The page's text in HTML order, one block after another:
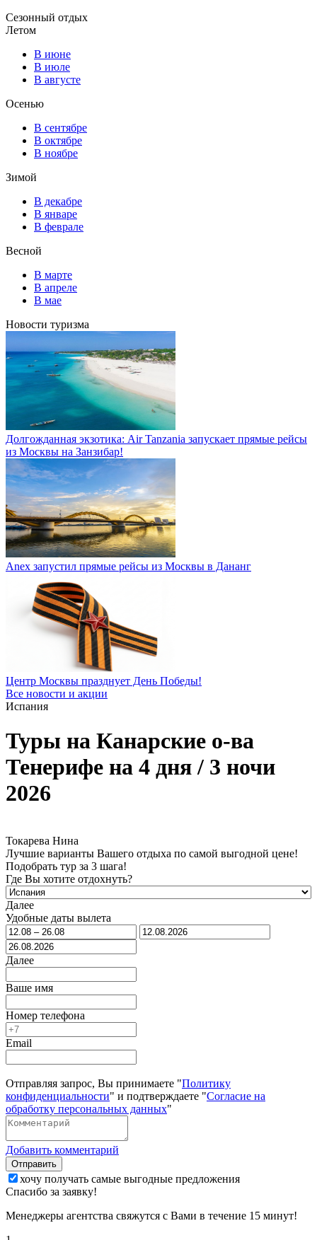
Сезонный отдых
Летом
В июне
В июле
В августе
Осенью
В сентябре
В октябре
В ноябре
Зимой
В декабре
В январе
В феврале
Весной
В марте
В апреле
В мае
Новости туризма
Долгожданная экзотика: Air Tanzania запускает прямые рейсы
из Москвы на Занзибар!
Anex запустил прямые рейсы из Москвы в Дананг
Центр Москвы празднует День Победы!
Все новости и акции
Испания
Туры на Канарские о-ва
Тенерифе на 4 дня / 3 ночи
2026
Токарева Нина
Лучшие варианты Вашего отдыха по самой выгодной цене!
Подобрать тур за 3 шага!
Где Вы хотите отдохнуть?
Далее
Удобные даты вылета
Далее
Ваше имя
Номер телефона
Email
Отправляя запрос, Вы принимаете "Политику
конфиденциальности" и подтверждаете "Согласие на
обработку персональных данных"
Добавить комментарий
Отправить
хочу получать самые выгодные предложения
Спасибо за заявку!
Менеджеры агентства свяжутся с Вами в течение 15 минут!